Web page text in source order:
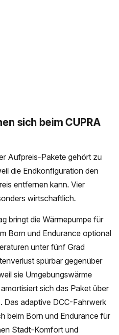
sich beim CUPRA
Aufpreis-Pakete gehört zu
die Endkonfiguration den
entfernen kann. Vier
wirtschaftlich.
bringt die Wärmepumpe für
Born und Endurance optional
unter fünf Grad
spürbar gegenüber
sie Umgebungswärme
sich das Paket über
Das adaptive DCC-Fahrwerk
beim Born und Endurance für
Stadt-Komfort und